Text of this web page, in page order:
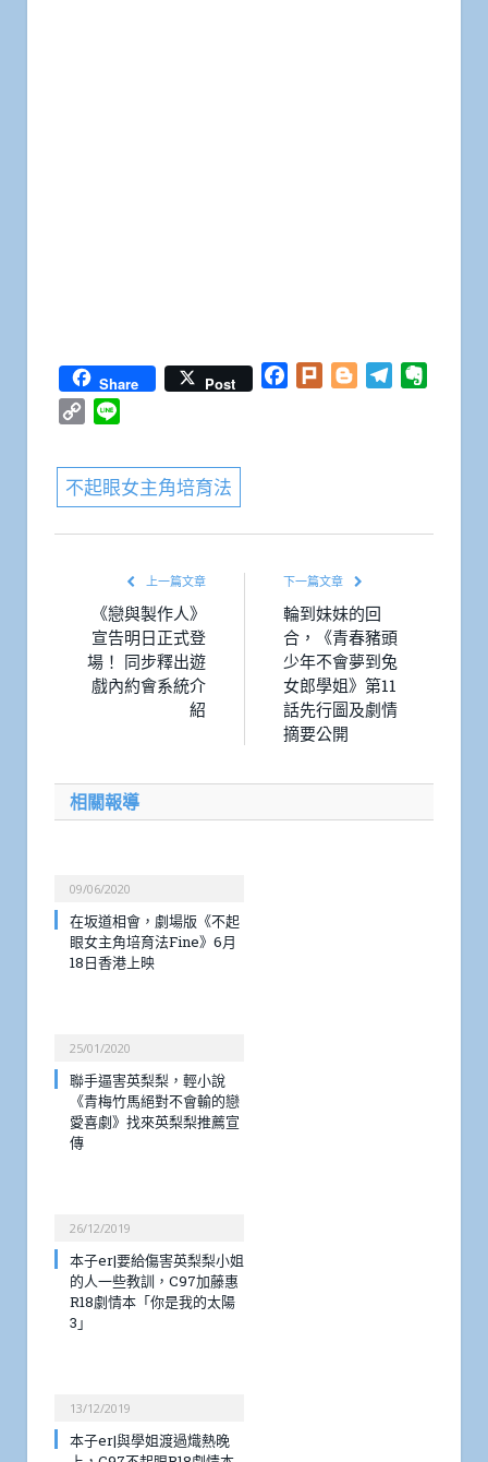
Share Post Facebook
Plurk BloggerTelegram
Copy
不起眼女主角培育法
上一篇文章
《戀與製作人》
宣告明日正式登
場！ 同步釋出遊
戲內約會系統介
紹
下一篇文章
輪到妹妹的回
合，《青春豬頭
少年不會夢到兔
女郎學姐》第11
話先行圖及劇情
摘要公開
相關報導
09/06/2020
在坂道相會，劇場版《不起
眼女主角培育法Fine》6月
18日香港上映
25/01/2020
聯手逼害英梨梨，輕小說
《青梅竹馬絕對不會輸的戀
愛喜劇》找來英梨梨推薦宣
傳
26/12/2019
本子er|要給傷害英梨梨小姐
的人一些教訓，C97加藤惠
R18劇情本「你是我的太陽
3」
13/12/2019
本子er|與學姐渡過熾熱晚